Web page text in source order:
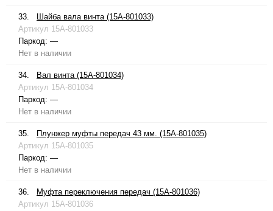
33.
Шайба вала винта (15A-801033)
Артикул 15A-801033
Паркод: —
Нет в наличии
34.
Вал винта (15A-801034)
Артикул 15A-801034
Паркод: —
Нет в наличии
35.
Плунжер муфты передач 43 мм. (15A-801035)
Артикул 15A-801035
Паркод: —
Нет в наличии
36.
Муфта переключения передач (15A-801036)
Артикул 15A-801036